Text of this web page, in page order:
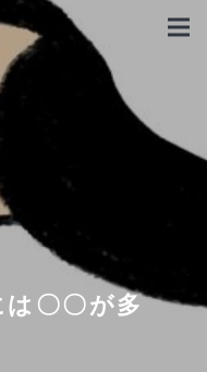
は〇〇が多